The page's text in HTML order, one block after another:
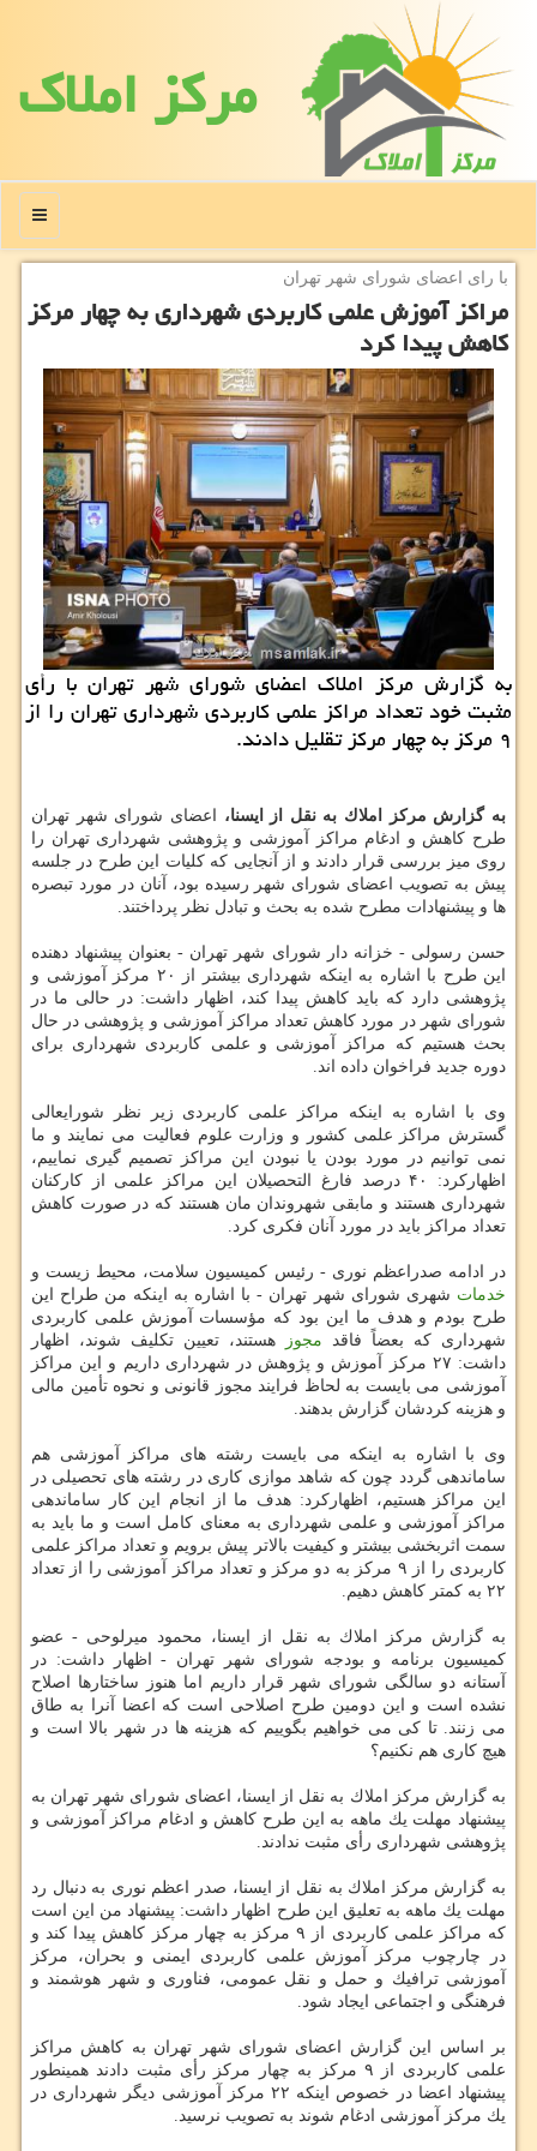
مركز املاك
منو
با رای اعضای شورای شهر تهران
مراكز آموزش علمی كاربردی شهرداری به چهار مركز
كاهش پیدا كرد
به گزارش مركز املاك اعضای شورای شهر تهران با رأی
مثبت خود تعداد مراكز علمی كاربردی شهرداری تهران را از
۹ مركز به چهار مركز تقلیل دادند.
به گزارش مركز املاك به نقل از ایسنا، اعضای شورای شهر تهران
طرح كاهش و ادغام مراكز آموزشی و پژوهشی شهرداری تهران را
روی میز بررسی قرار دادند و از آنجایی كه كلیات این طرح در جلسه
پیش به تصویب اعضای شورای شهر رسیده بود، آنان در مورد تبصره
ها و پیشنهادات مطرح شده به بحث و تبادل نظر پرداختند.
حسن رسولی - خزانه دار شورای شهر تهران - بعنوان پیشنهاد دهنده
این طرح با اشاره به اینكه شهرداری بیشتر از ۲۰ مركز آموزشی و
پژوهشی دارد كه باید كاهش پیدا كند، اظهار داشت: در حالی ما در
شورای شهر در مورد كاهش تعداد مراكز آموزشی و پژوهشی در حال
بحث هستیم كه مراكز آموزشی و علمی كاربردی شهرداری برای
دوره جدید فراخوان داده اند.
وی با اشاره به اینكه مراكز علمی كاربردی زیر نظر شورایعالی
گسترش مراكز علمی كشور و وزارت علوم فعالیت می نمایند و ما
نمی توانیم در مورد بودن یا نبودن این مراكز تصمیم گیری نماییم،
اظهاركرد: ۴۰ درصد فارغ التحصیلان این مراكز علمی از كاركنان
شهرداری هستند و مابقی شهروندان مان هستند كه در صورت كاهش
تعداد مراكز باید در مورد آنان فكری كرد.
در ادامه صدراعظم نوری - رئیس كمیسیون سلامت، محیط زیست و
خدمات شهری شورای شهر تهران - با اشاره به اینكه من طراح این
طرح بودم و هدف ما این بود كه مؤسسات آموزش علمی كاربردی
شهرداری كه بعضاً فاقد مجوز
هستند، تعیین تكلیف شوند، اظهار
داشت: ۲۷ مركز آموزش و پژوهش در شهرداری داریم و این مراكز
آموزشی می بایست به لحاظ فرایند مجوز قانونی و نحوه تأمین مالی
و هزینه كردشان گزارش بدهند.
وی با اشاره به اینكه می بایست رشته های مراكز آموزشی هم
ساماندهی گردد چون كه شاهد موازی كاری در رشته های تحصیلی در
این مراكز هستیم، اظهاركرد: هدف ما از انجام این كار ساماندهی
مراكز آموزشی و علمی شهرداری به معنای كامل است و ما باید به
سمت اثربخشی بیشتر و كیفیت بالاتر پیش برویم و تعداد مراكز علمی
كاربردی را از ۹ مركز به دو مركز و تعداد مراكز آموزشی را از تعداد
۲۲ به كمتر كاهش دهیم.
به گزارش مركز املاك به نقل از ایسنا، محمود میرلوحی - عضو
كمیسیون برنامه و بودجه شورای شهر تهران - اظهار داشت: در
آستانه دو سالگی شورای شهر قرار داریم اما هنوز ساختارها اصلاح
نشده است و این دومین طرح اصلاحی است كه اعضا آنرا به طاق
می زنند. تا كی می خواهیم بگوییم كه هزینه ها در شهر بالا است و
هیچ كاری هم نكنیم؟
به گزارش مركز املاك به نقل از ایسنا، اعضای شورای شهر تهران به
پیشنهاد مهلت یك ماهه به این طرح كاهش و ادغام مراكز آموزشی و
پژوهشی شهرداری رأی مثبت ندادند.
به گزارش مركز املاك به نقل از ایسنا، صدر اعظم نوری به دنبال رد
مهلت یك ماهه به تعلیق این طرح اظهار داشت: پیشنهاد من این است
كه مراكز علمی كاربردی از ۹ مركز به چهار مركز كاهش پیدا كند و
در چارچوب مركز آموزش علمی كاربردی ایمنی و بحران، مركز
آموزشی ترافیك و حمل و نقل عمومی، فناوری و شهر هوشمند و
فرهنگی و اجتماعی ایجاد شود.
بر اساس این گزارش اعضای شورای شهر تهران به كاهش مراكز
علمی كاربردی از ۹ مركز به چهار مركز رأی مثبت دادند همینطور
پیشنهاد اعضا در خصوص اینكه ۲۲ مركز آموزشی دیگر شهرداری در
یك مركز آموزشی ادغام شوند به تصویب نرسید.